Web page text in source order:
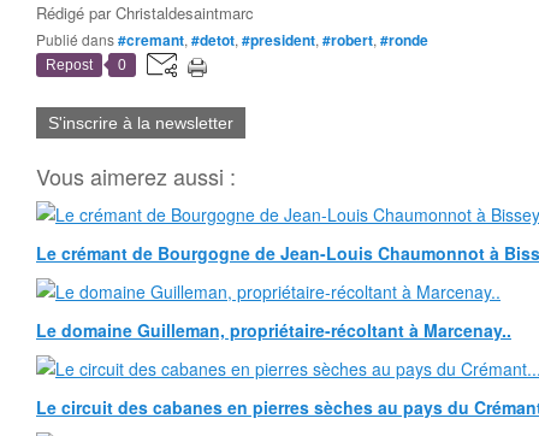
Rédigé parChristaldesaintmarc
Publié dans#cremant, #detot, #president, #robert, #ronde
Repost 0
S'inscrire à la newsletter
Vous aimerez aussi :
Le crémant de Bourgogne de Jean-Louis Chaumonnot à
Le domaine Guilleman, propriétaire-récoltant à Marcenay..
Le circuit des cabanes en pierres sèches au pays du